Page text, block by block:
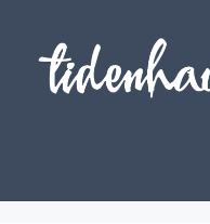
content